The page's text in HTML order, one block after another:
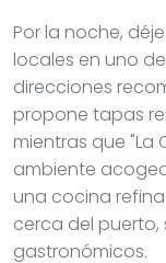
Por la noche,
locales en uno
direcciones
propone tapas
mientras que "La
ambiente
una cocina
cerca del puerto,
gastronómicos.